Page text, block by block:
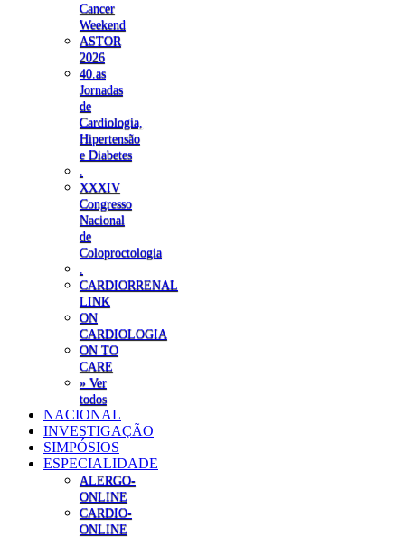
Cancer
Weekend
ASTOR
2026
40.as
Jornadas
de
Cardiologia,
Hipertensão
e Diabetes
XXXIV
Congresso
Nacional
de
Coloproctologia
CARDIORRENAL
LINK
ON
CARDIOLOGIA
ON TO
CARE
» Ver
todos
NACIONAL
INVESTIGAÇÃO
SIMPÓSIOS
ESPECIALIDADE
ALERGO-
ONLINE
CARDIO-
ONLINE